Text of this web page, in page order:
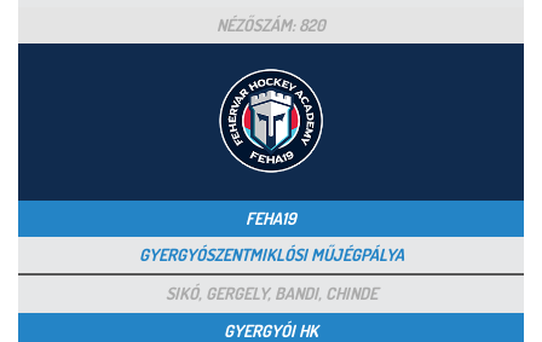
NÉZŐSZÁM: 820
FEHA19
GYERGYÓSZENTMIKLÓSI MŰJÉGPÁLYA
SIKÓ, GERGELY, BANDI, CHINDE
GYERGYÓI HK